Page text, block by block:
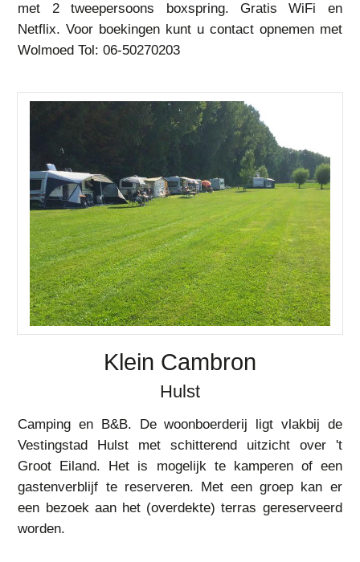
met 2 tweepersoons boxspring. Gratis WiFi en
Netflix. Voor boekingen kunt u contact opnemen met
Wolmoed Tol: 06-50270203
Klein Cambron
Hulst
Camping en B&B. De woonboerderij ligt vlakbij de
Vestingstad Hulst met schitterend uitzicht over 't
Groot Eiland. Het is mogelijk te kamperen of een
gastenverblijf te reserveren. Met een groep kan er
een bezoek aan het (overdekte) terras gereserveerd
worden.